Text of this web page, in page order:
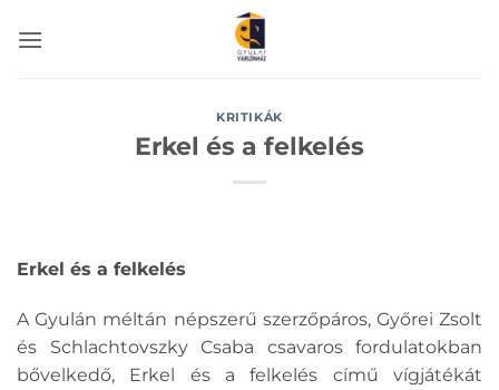
KRITIKÁK
Erkel és a felkelés
Erkel és a felkelés
A Gyulán méltán népszerű szerzőpáros, Győrei Zsolt
és Schlachtovszky Csaba csavaros fordulatokban
bővelkedő, Erkel és a felkelés című vígjátékát